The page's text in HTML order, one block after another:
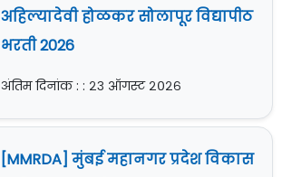
अहिल्यादेवी होळकर सोलापूर विद्यापीठ
भरती 2026
अंतिम दिनांक : : २३ ऑगस्ट २०२६
[MMRDA] मुंबई महानगर प्रदेश विकास